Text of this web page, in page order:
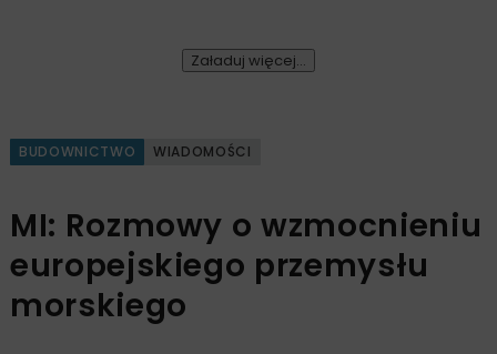
Załaduj więcej...
BUDOWNICTWO WIADOMOŚCI
MI: Rozmowy o wzmocnieniu
europejskiego przemysłu
morskiego